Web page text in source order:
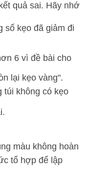
quả sai. Hãy nhớ
số kẹo đã giảm đi
6 vì đề bài cho
lại kẹo vàng".
túi không có kẹo
màu không hoàn
tổ hợp để lập